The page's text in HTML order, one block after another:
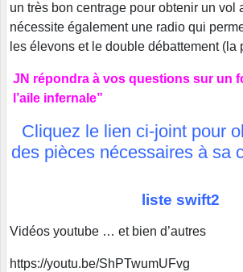
un très bon centrage pour obtenir un vol
nécessite également une radio qui
les élevons et le double débattement (la
JN répondra à vos questions sur un
l’aile infernale”
Cliquez le lien ci-joint pour
des pièces nécessaires à sa
liste swift2
Vidéos youtube … et bien d’autres
https://youtu.be/ShPTwumUFvg